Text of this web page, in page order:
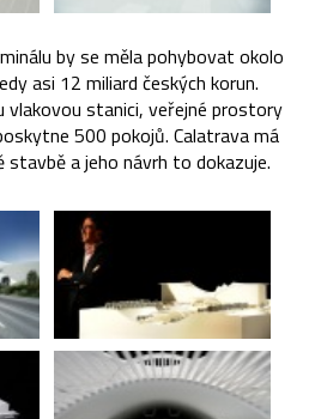
by se měla pohybovat okolo
asi 12 miliard českých korun.
vlakovou stanici, veřejné prostory
500 pokojů. Calatrava má
a jeho návrh to dokazuje.